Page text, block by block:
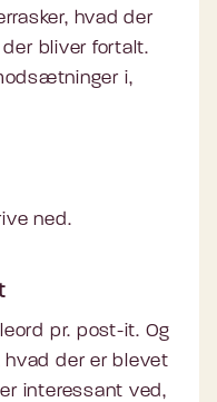
hvad der
bliver fortalt.
i,
ned.
pr. post-it. Og
der er blevet
interessant ved,